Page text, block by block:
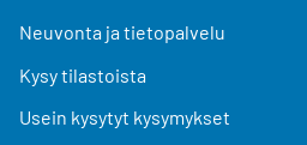
Neuvonta ja tietopalvelu
Kysy tilastoista
Usein kysytyt kysymykset